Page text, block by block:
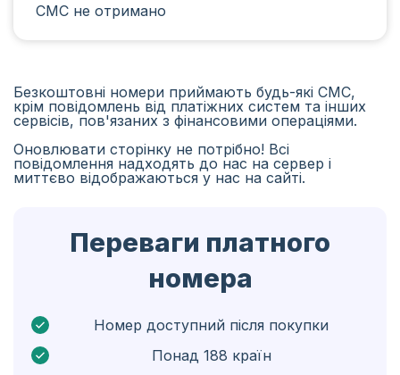
Іран
Бангладеш
Чехія
Гвінея
Ефіопія
Кюрасао
Кіпр
СМС не отримано
Безкоштовні номери приймають будь-які СМС,
крім повідомлень від платіжних систем та інших
сервісів, пов'язаних з фінансовими операціями.
Оновлювати сторінку не потрібно! Всі
повідомлення надходять до нас на сервер і
миттєво відображаються у нас на сайті.
Переваги платного
номера
Номер доступний після покупки
Понад 188 країн